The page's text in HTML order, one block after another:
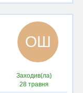
ОШ
Заходив(ла)
28 травня